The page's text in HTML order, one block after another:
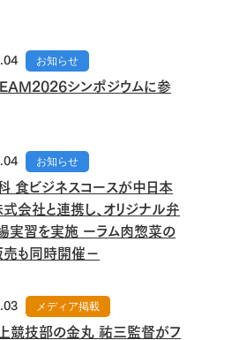
お知らせ
シンポジウムに参
お知らせ
食ビジネスコースが中日本
式会社と連携し、オリジナル弁
実習を実施 ーラム肉惣菜の
売も同時開催－
メディア掲載
競技部の金丸 祐三監督がフ